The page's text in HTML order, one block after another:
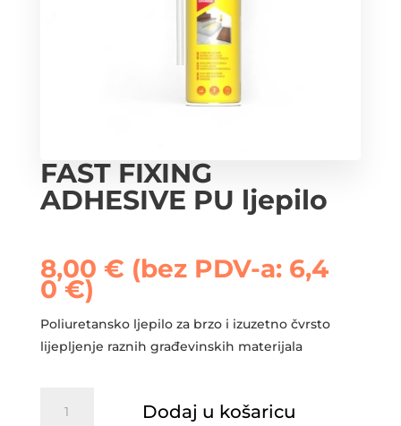
FAST FIXING
ADHESIVE PU ljepilo
8,00 € (bez PDV-a: 6,4
0€)
Poliuretansko ljepilo za brzo i izuzetno čvrsto
lijepljenje raznih građevinskih materijala
FIXING
Dodaj u košaricu